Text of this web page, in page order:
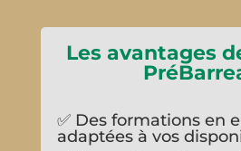
Les avantages
✅ Des formations en
adaptées à vos